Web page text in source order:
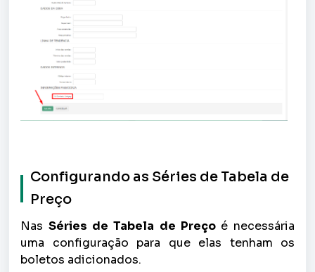
Configurando as Séries de Tabela de
Preço
NasSéries de Tabela de Preço é necessária
uma configuração para que elas tenham os
boletos adicionados.